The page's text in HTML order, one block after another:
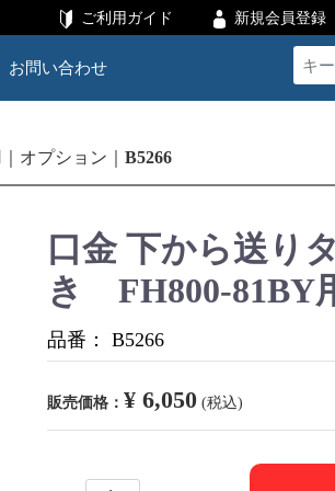
ご利用ガイド 新規会員登録
お問い合わせ
オプション B5266
口金 下から送り
き FH800-81BY
品番： B5266
販売価格： ¥ 6,050 (税込)